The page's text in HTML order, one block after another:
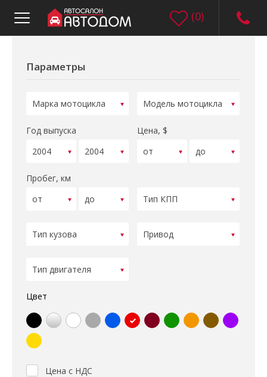
(0)
Параметры
Год выпуска Цена, $
Пробег, км
Цвет
Цена с НДС